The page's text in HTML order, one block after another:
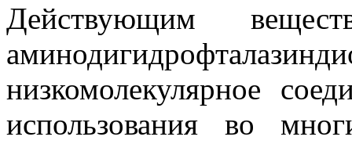
Действующим
низкомолекулярное
использования во